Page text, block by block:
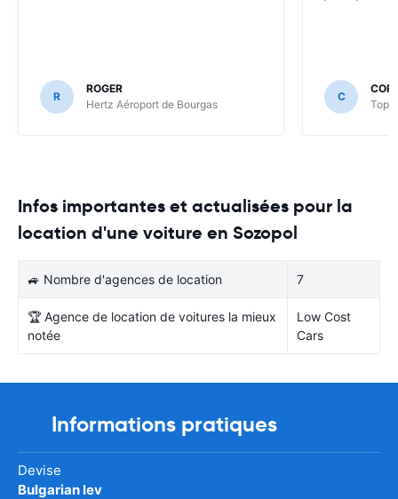
R
ROGER
Hertz Aéroport de Bourgas
C
Top
Infos importantes et actualisées pour la
location d'une voiture en Sozopol
🚙 Nombre d'agences de location 7
🏆 Agence de location de voitures la mieux
notée
Low Cost
Cars
Informations pratiques
Devise
Bulgarian lev